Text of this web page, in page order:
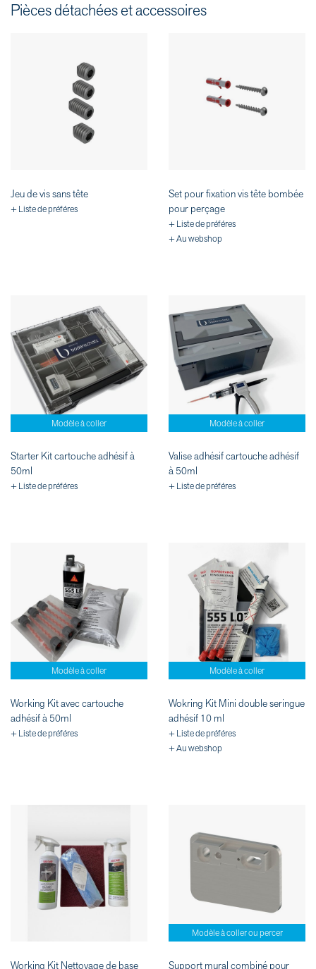
Pièces détachées et accessoires
Jeu de vis sans tête
+ Liste de préféres
Set pour fixation vis tête bombée
pour perçage
+ Liste de préféres
+ Au webshop
Modèle à coller
Starter Kit cartouche adhésif à
50ml
+ Liste de préféres
Modèle à coller
Valise adhésif cartouche adhésif
à 50ml
+ Liste de préféres
Modèle à coller
Working Kit avec cartouche
adhésif à 50ml
+ Liste de préféres
Modèle à coller
Wokring Kit Mini double seringue
adhésif 10 ml
+ Liste de préféres
+ Au webshop
Working Kit Nettoyage de base
Modèle à coller ou percer
Support mural combiné pour